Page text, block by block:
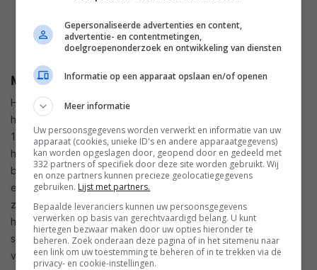
Medion LifeTab P9514
Het verschil met de inmiddels wat oudere
hem in de hoeveelheid opslaggeheugen (32GB tegenover
16GB), het ontbreken van de camera aan de achterzijde en
het ontbreken van de 3G module voor mobiel internet. Ook
beschikte de eerdere variant over een 10 inch display met
een iets hogere resolutie van 1.280 bij 800 pixels maar
zonder de IPS techniek voor wijdere kijkhoeken en een
hogere helderheid. De LifeTab P9514 is overigens nog
steeds nog steeds te koop in deonline shopvan Medion
voor 399 euro.
Gepersonaliseerde advertenties en content,
advertentie- en contentmetingen,
doelgroepenonderzoek en ontwikkeling van diensten
Informatie op een apparaat opslaan en/of openen
Meer informatie
Uw persoonsgegevens worden verwerkt en informatie van uw
apparaat (cookies, unieke ID's en andere apparaatgegevens)
kan worden opgeslagen door, geopend door en gedeeld met
332 partners of specifiek door deze site worden gebruikt. Wij
en onze partners kunnen precieze geolocatiegegevens
gebruiken. Lijst met partners.
Bepaalde leveranciers kunnen uw persoonsgegevens
verwerken op basis van gerechtvaardigd belang. U kunt
hiertegen bezwaar maken door uw opties hieronder te
beheren. Zoek onderaan deze pagina of in het sitemenu naar
een link om uw toestemming te beheren of in te trekken via de
privacy- en cookie-instellingen.